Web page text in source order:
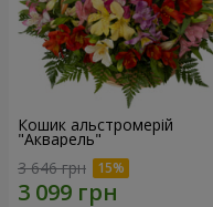
Кошик альстромерій
"Акварель"
3 646 грн